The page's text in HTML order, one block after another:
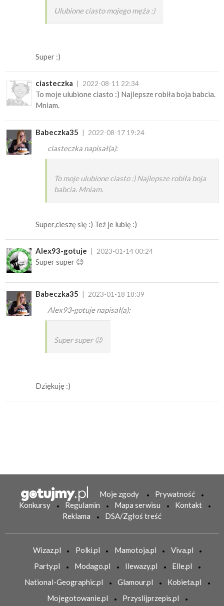
Ulubione ciasto mojego męża :)
Super :)
ciasteczka 2022-08-11 22:34
To moje ulubione ciasto :) Najlepsze robiła boja babcia.
Mniam.
Babeczka35 2022-08-17 19:24
ciasteczka napisał(a):
To moje ulubione ciasto :) Najlepsze robiła boja
babcia. Mniam.
Super,cieszę się :) Też je lubię :)
Alex93-gotuje 2023-01-14 00:24
Super super 😉
Babeczka35 2023-01-18 18:39
Alex93-gotuje napisał(a):
Super super 😉
Dziękuję :)
Moje zgody
Prywatność
Konkursy
Regulamin Mapa serwisu
Kontakt
Reklama
DSA/Zgłoś treść
Wizaz.pl Polki.pl Mamotoja.pl
Viva.pl
Party.pl
Modago.pl Ilewazy.pl
Elle.pl
National-Geographic.pl
Glamour.pl
Kobieta.pl
Mojegotowanie.pl
Przyslijprzepis.pl